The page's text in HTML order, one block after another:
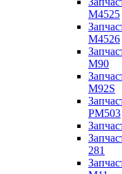
M4525
M4526
M90
M92S
PM503
281